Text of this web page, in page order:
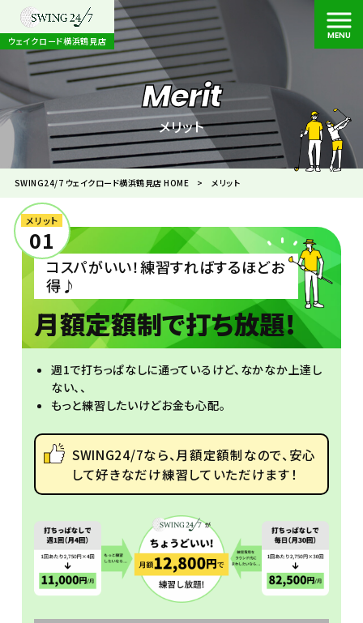
ウェイクロード横浜鶴見店 MENU
Merit
メリット
SWING24/7 ウェイクロード横浜鶴見店 HOME > メリット
メリット
01
コスパがいい！練習すればするほどお
得♪
月額定額制で打ち放題!
週1で打ちっぱなしに通っているけど、なかなか上達し
ない、、
もっと練習したいけどお金も心配。
SWING24/7なら、月額定額制なので、安心
して好きなだけ練習していただけます！